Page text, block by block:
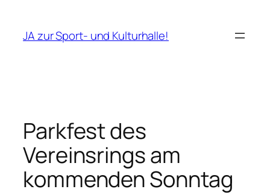
springen
JA zur Sport- und Kulturhalle!
Parkfest des
Vereinsrings am
kommenden Sonntag